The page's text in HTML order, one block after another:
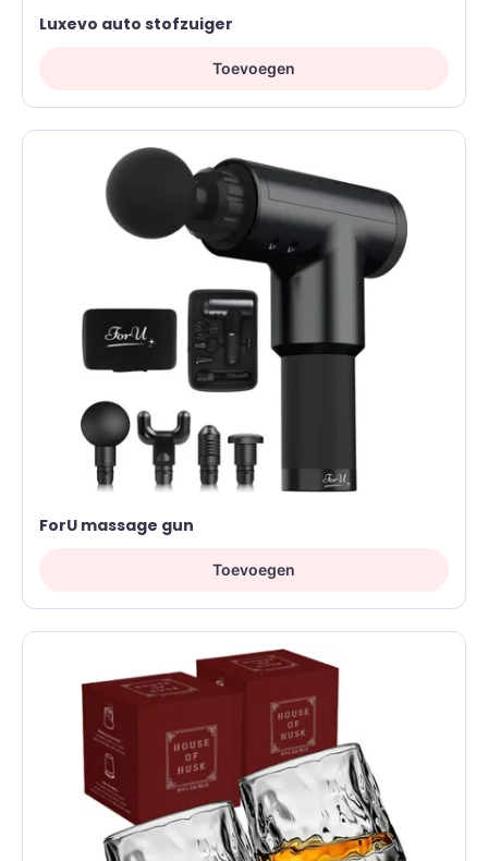
Luxevo auto stofzuiger
Toevoegen
ForU massage gun
Toevoegen